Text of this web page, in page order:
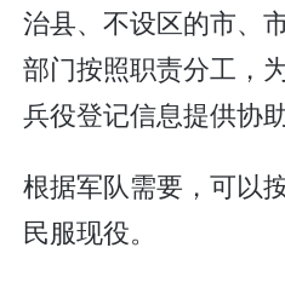
治县、不设区的市、
部门按照职责分工，
兵役登记信息提供协助
根据军队需要，可以
民服现役。